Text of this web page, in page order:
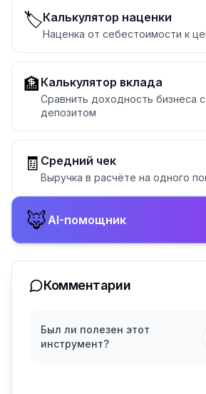
🏷️Калькулятор наценки
Наценка от себестоимости к
🏦 Калькулятор вклада
Сравнить доходность бизнеса
депозитом
🧾 Средний чек
Выручка в расчёте на одного
🦊AI-помощник
Комментарии
Был ли полезен этот
инструмент?